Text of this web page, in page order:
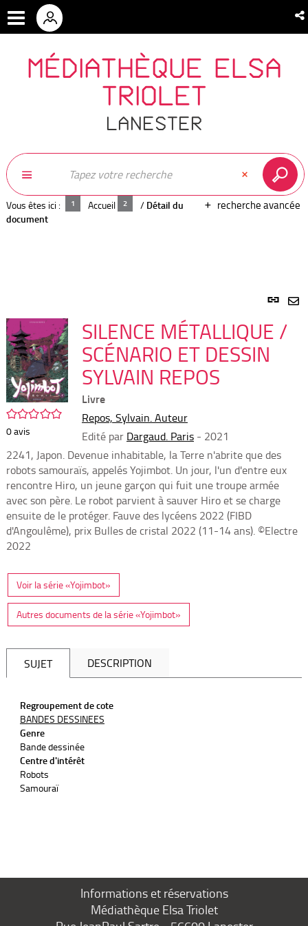
MÉDIATHÈQUE ELSA
TRIOLET
LANESTER
recherche avancée
Vous êtes ici : Accueil / Détail du
document
Lien
/5
0avis
SILENCE MÉTALLIQUE /
SCÉNARIO ET DESSIN
SYLVAIN REPOS
Livre
Repos, Sylvain. Auteur
Edité par Dargaud. Paris - 2021
2241, Japon. Devenue inhabitable, la Terre n'abrite que des
robots samouraïs, appelés Yojimbot. Un jour, l'un d'entre eux
rencontre Hiro, un jeune garçon qui fuit une troupe armée
avec son père. Le robot parvient à sauver Hiro et se charge
ensuite de le protéger. Fauve des lycéens 2022 (FIBD
d'Angoulême), prix Bulles de cristal 2022 (11-14 ans). ©Electre
2022
Voir la série «Yojimbot»
Autres documents de la série «Yojimbot»
SUJET DESCRIPTION
Regroupement de cote
BANDES DESSINEES
Genre
Bande dessinée
Centre d'intérêt
Robots
Samouraï
Informations et réservations
Médiathèque Elsa Triolet